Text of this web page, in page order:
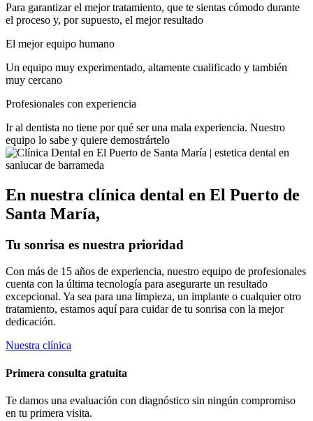
Para garantizar el mejor tratamiento, que te sientas cómodo durante
el proceso y, por supuesto, el mejor resultado
El mejor equipo humano
Un equipo muy experimentado, altamente cualificado y también
muy cercano
Profesionales con experiencia
Ir al dentista no tiene por qué ser una mala experiencia. Nuestro
equipo lo sabe y quiere demostrártelo
En nuestra clínica dental en El Puerto de
Santa María,
Tu sonrisa es nuestra prioridad
Con más de 15 años de experiencia, nuestro equipo de profesionales
cuenta con la última tecnología para asegurarte un resultado
excepcional. Ya sea para una limpieza, un implante o cualquier otro
tratamiento, estamos aquí para cuidar de tu sonrisa con la mejor
dedicación.
Nuestra clínica
Primera consulta gratuita
Te damos una evaluación con diagnóstico sin ningún compromiso
en tu primera visita.